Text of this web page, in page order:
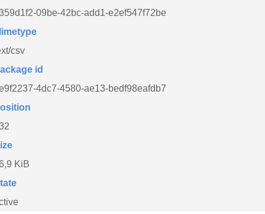
09be-42bc-add1-e2ef547f72be
csv
id
4dc7-4580-ae13-bedf98eafdb7
KiB